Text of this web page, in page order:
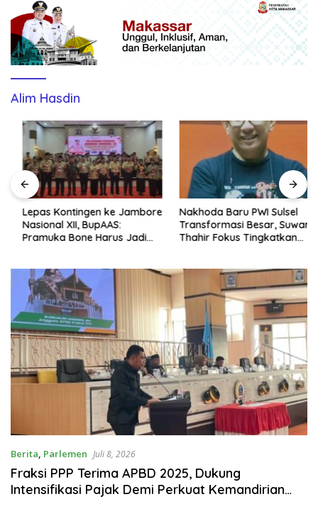
Alim Hasdin
Lepas Kontingen ke Jambore
Nasional XII, BupAAS:
Pramuka Bone Harus Jadi
Nakhoda Baru PWI Sulsel
Transformasi Besar, Suwardi
Thahir Fokus Tingkatkan
Berita, Parlemen Juli 8, 2026
Fraksi PPP Terima APBD 2025, Dukung
Intensifikasi Pajak Demi Perkuat Kemandirian